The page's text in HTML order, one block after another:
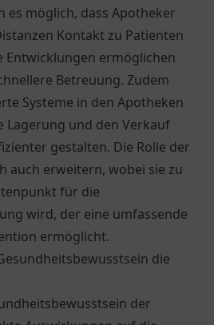
es möglich, dass Apotheker
Kontakt zu Patienten
Entwicklungen ermöglichen
Betreuung. Zudem
Systeme in den Apotheken
Lagerung und den Verkauf
gestalten. Die Rolle der
auch erweitern, wobei sie zu
für die
wird, der eine umfassende
ermöglicht.
die
der